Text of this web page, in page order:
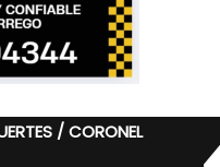
/ CORONEL